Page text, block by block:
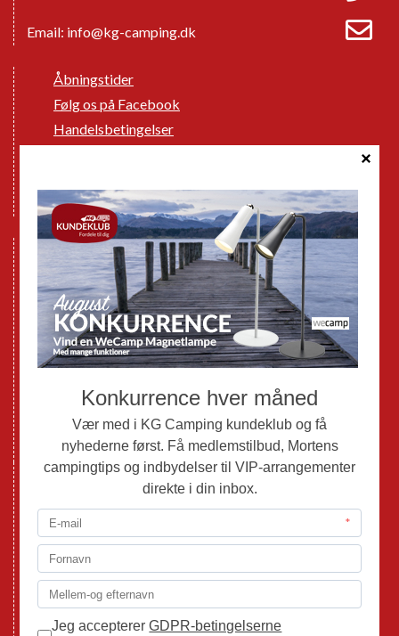
Email: info@kg-camping.dk
Åbningstider
Følg os på Facebook
Handelsbetingelser
GPDR - Optagelse af foto og video
Nye Campingvogne
Nye Autocampere og Vans
Brugte Campingvogne
Brugte Autocampere og Vans
Webshop
Mortens Campingtips
KG Camping Kundeklub
Nyheder
Adria
Adria Autocampere
Eriba
Fendt
Hobby
Randger Van